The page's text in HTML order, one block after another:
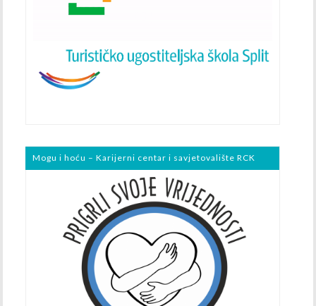
Mogu i hoću – Karijerni centar i savjetovalište RCK